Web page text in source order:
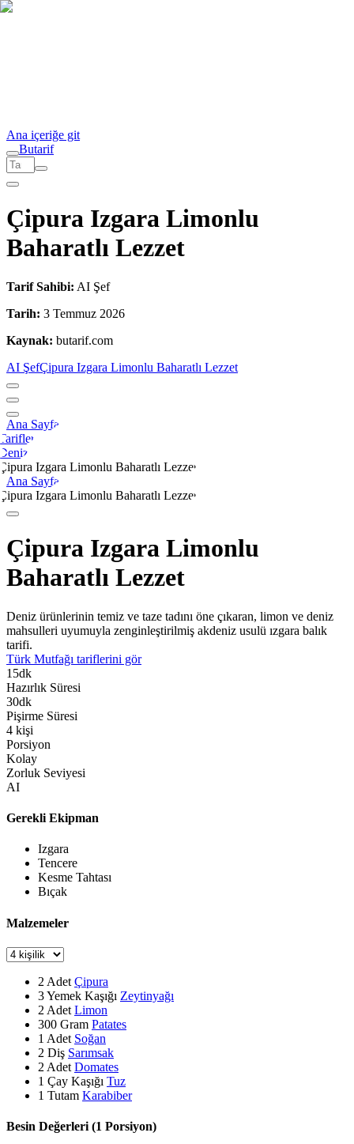
Ana içeriğe git
Butarif
Çipura Izgara Limonlu
Baharatlı Lezzet
Tarif Sahibi: AI Şef
Tarih: 3 Temmuz 2026
Kaynak: butarif.com
AI ŞefÇipura Izgara Limonlu Baharatlı Lezzet
Ana Sayfa
Izgara Limonlu Baharatlı Lezzet
Ana Sayfa
Izgara Limonlu Baharatlı Lezzet
Çipura Izgara Limonlu
Baharatlı Lezzet
Deniz ürünlerinin temiz ve taze tadını öne çıkaran, limon ve deniz
mahsulleri uyumuyla zenginleştirilmiş akdeniz usulü ızgara balık
tarifi.
Türk Mutfağı tariflerini gör
15dk
Hazırlık Süresi
30dk
Pişirme Süresi
4 kişi
Porsiyon
Kolay
Zorluk Seviyesi
AI
Gerekli Ekipman
Izgara
Tencere
Kesme Tahtası
Bıçak
Malzemeler
2 Adet Çipura
3Yemek Kaşığı Zeytinyağı
2 Adet Limon
300 Gram Patates
1 Adet Soğan
2 Diş Sarımsak
2 Adet Domates
1 Çay Kaşığı Tuz
1 Tutam Karabiber
Besin Değerleri (1 Porsiyon)